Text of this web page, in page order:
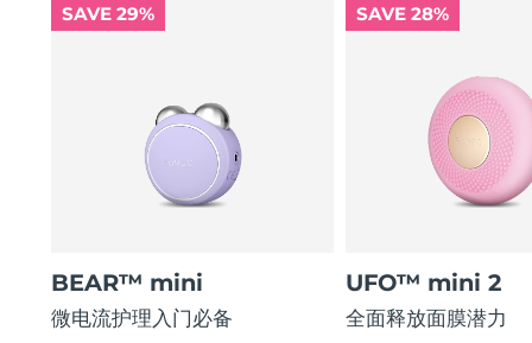
SAVE 29%
BEAR™ mini
微电流护理入门必备
SAVE 28%
UFO™ mini 2
全面释放面膜潜力